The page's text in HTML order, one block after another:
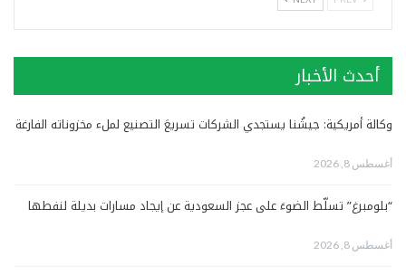
أحدث الأخبار
وكالة أمريكية: جيشُنا يستجدي الشركات تسريعَ التصنيع لملء مخزوناته الفارغة
أغسطس 8, 2026
“بلومبرغ” تسلّط الضوءَ على عجز السعودية عن إيجاد مسارات بديلة لنفطها
أغسطس 8, 2026